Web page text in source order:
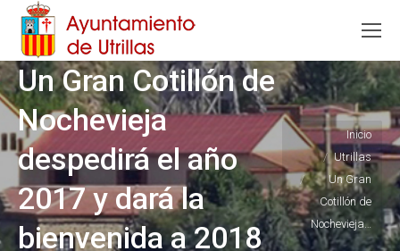
Un Gran Cotillón de
Nochevieja
despedirá el año
2017 y dará la
bienvenida a 2018
Estás aquí:Inicio
Utrillas
Un Gran
Cotillón de
Nochevieja…